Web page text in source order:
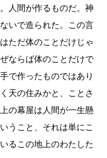
人間が作るものだ。神
いで造られた。この言
ただ体のことだけじゃ
ならば体のことだけで
で作ったものではあり
天の住みかと、ことさ
の幕屋は人間が一生懸
うこと、それは単にこ
るこの地上のわたした